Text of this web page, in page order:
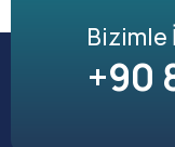
Bizimle
+90